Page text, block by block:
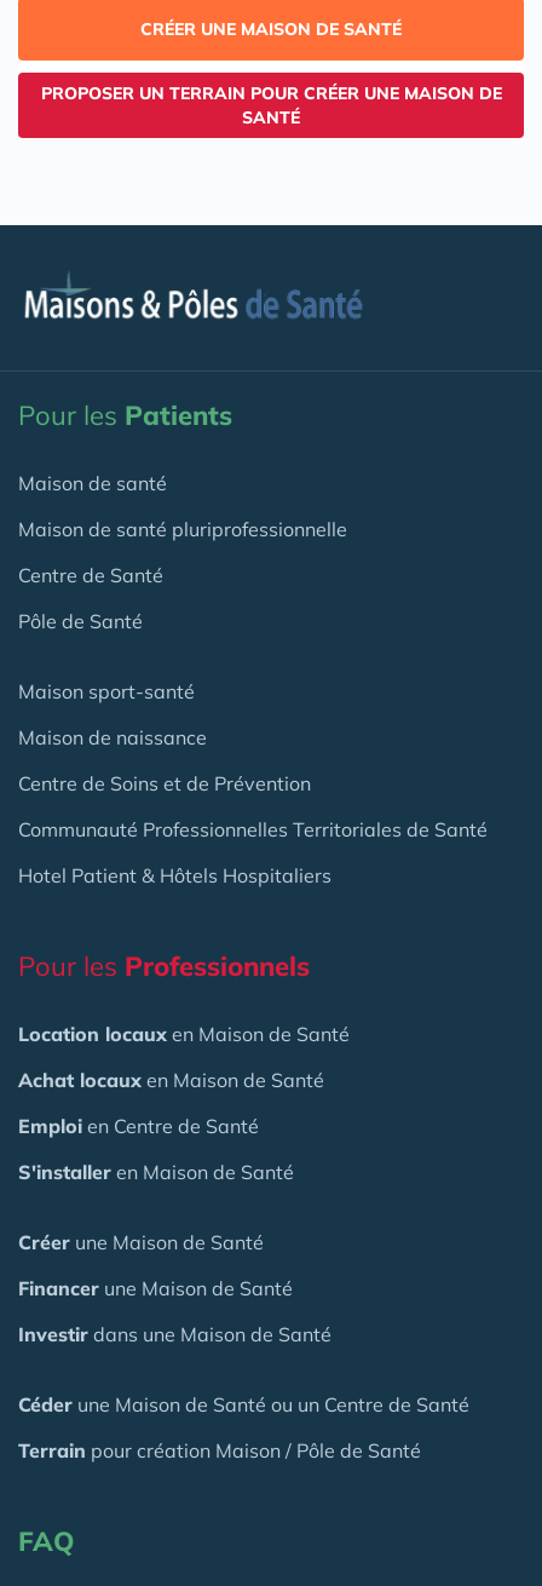
CRÉER UNE MAISON DE SANTÉ
PROPOSER UN TERRAIN POUR CRÉER UNE MAISON DE
SANTÉ
Pour les Patients
Maison de santé
Maison de santé pluriprofessionnelle
Centre de Santé
Pôle de Santé
Maison sport-santé
Maison de naissance
Centre de Soins et de Prévention
Communauté Professionnelles Territoriales de Santé
Hotel Patient & Hôtels Hospitaliers
Pour les Professionnels
Location locaux en Maison de Santé
Achat locaux en Maison de Santé
Emploi en Centre de Santé
S'installer en Maison de Santé
Créer une Maison de Santé
Financer une Maison de Santé
Investir dans une Maison de Santé
Céder une Maison de Santé ou un Centre de Santé
Terrain pour création Maison / Pôle de Santé
FAQ